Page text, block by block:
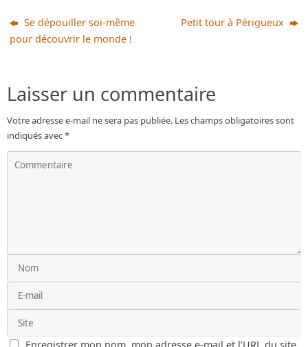
Se dépouiller soi-même
pour découvrir le monde !
Petit tour à Périgueux
Laisser un commentaire
Votre adresse e-mail ne sera pas publiée. Les champs obligatoires sont
indiqués avec*